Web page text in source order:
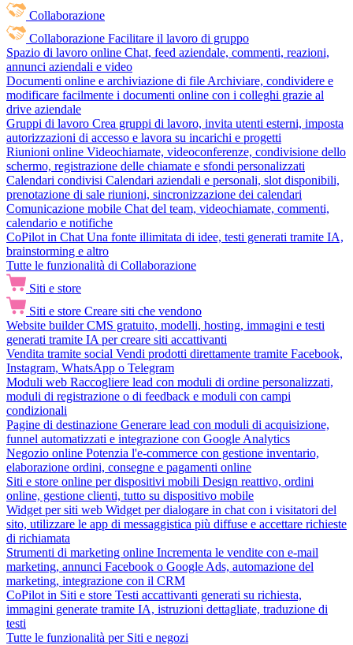
Collaborazione
Collaborazione Facilitare il lavoro di gruppo
Spazio di lavoro online Chat, feed aziendale, commenti, reazioni,
annunci aziendali e video
Documenti online e archiviazione di file Archiviare, condividere e
modificare facilmente i documenti online con i colleghi grazie al
drive aziendale
Gruppi di lavoro Crea gruppi di lavoro, invita utenti esterni, imposta
autorizzazioni di accesso e lavora su incarichi e progetti
Riunioni online Videochiamate, videoconferenze, condivisione dello
schermo, registrazione delle chiamate e sfondi personalizzati
Calendari condivisi Calendari aziendali e personali, slot disponibili,
prenotazione di sale riunioni, sincronizzazione dei calendari
Comunicazione mobile Chat del team, videochiamate, commenti,
calendario e notifiche
CoPilot in Chat Una fonte illimitata di idee, testi generati tramite IA,
brainstorming e altro
Tutte le funzionalità di Collaborazione
Siti e store
Siti e store Creare siti che vendono
Website builder CMS gratuito, modelli, hosting, immagini e testi
generati tramite IA per creare siti accattivanti
Vendita tramite social Vendi prodotti direttamente tramite Facebook,
Instagram, WhatsApp o Telegram
Moduli web Raccogliere lead con moduli di ordine personalizzati,
moduli di registrazione o di feedback e moduli con campi
condizionali
Pagine di destinazione Generare lead con moduli di acquisizione,
funnel automatizzati e integrazione con Google Analytics
Negozio online Potenzia l'e-commerce con gestione inventario,
elaborazione ordini, consegne e pagamenti online
Siti e store online per dispositivi mobili Design reattivo, ordini
online, gestione clienti, tutto su dispositivo mobile
Widget per siti web Widget per dialogare in chat con i visitatori del
sito, utilizzare le app di messaggistica più diffuse e accettare richieste
di richiamata
Strumenti di marketing online Incrementa le vendite con e-mail
marketing, annunci Facebook o Google Ads, automazione del
marketing, integrazione con il CRM
CoPilot in Siti e store Testi accattivanti generati su richiesta,
immagini generate tramite IA, istruzioni dettagliate, traduzione di
testi
Tutte le funzionalità per Siti e negozi